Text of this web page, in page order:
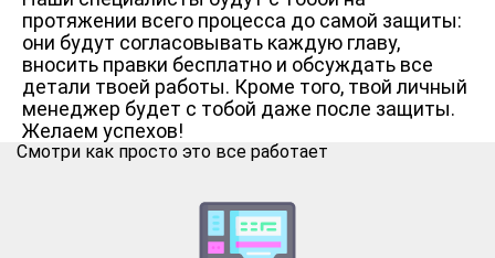
протяжении всего процесса до самой защиты:
они будут согласовывать каждую главу,
вносить правки бесплатно и обсуждать все
детали твоей работы. Кроме того, твой личный
менеджер будет с тобой даже после защиты.
Желаем успехов!
Смотри как просто это все работает